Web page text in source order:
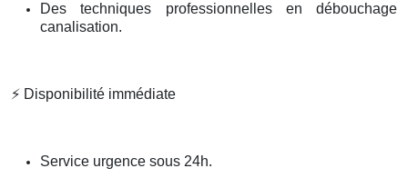
Des techniques professionnelles en débouchage
canalisation.
⚡ Disponibilité immédiate
Service urgence sous 24h.